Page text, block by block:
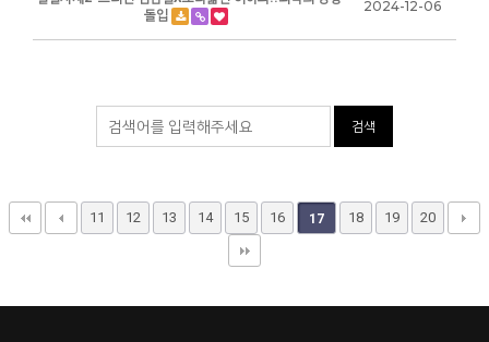
돌입
2024-12-06
검색
11 12 13 14 15 16 17 18 19 20